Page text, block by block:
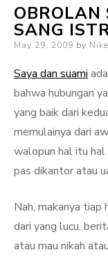
OBROLAN
SANG
Posted
May 29, 2009 by Nike
Saya dan suami
bahwa hubungan
yang baik dari
memulainya dari
walopun hal itu hal
pas dikantor atau
Nah, makanya tiap
dari yang lucu,
atau mau nikah atau